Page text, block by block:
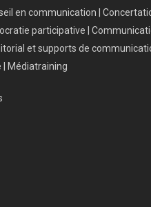
en communication |
participative |
et supports de
| Médiatraining